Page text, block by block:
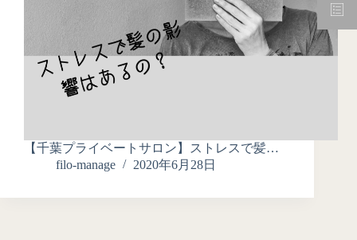
【千葉プライベートサロン】ストレスで髪…
filo-manage
2020年6月28日